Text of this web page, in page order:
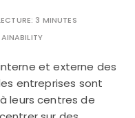
3 MINUTES
et externe des
entreprises sont
leurs centres de